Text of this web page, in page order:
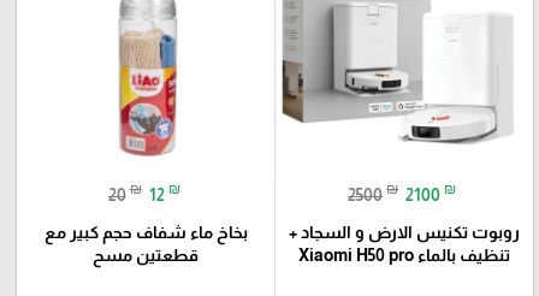
2500 ₪ 2100 ₪
روبوت تكنيس الارض و السجاد +
تنظيف بالماء Xiaomi H50 pro
20 ₪ 12 ₪
بخاخ ماء شفاف حجم كبير مع
قطعتين مسح